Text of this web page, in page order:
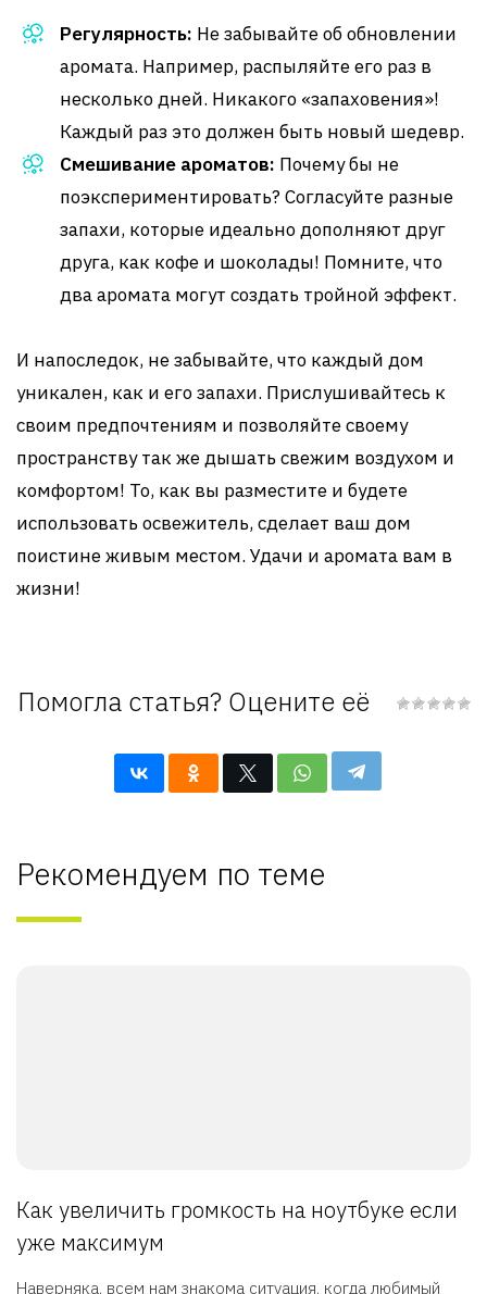
Регулярность: Не забывайте об обновлении
аромата. Например, распыляйте его раз в
несколько дней. Никакого «запаховения»!
Каждый раз это должен быть новый шедевр.
Смешивание ароматов: Почему бы не
поэкспериментировать? Согласуйте разные
запахи, которые идеально дополняют друг
друга, как кофе и шоколады! Помните, что
два аромата могут создать тройной эффект.
И напоследок, не забывайте, что каждый дом
уникален, как и его запахи. Прислушивайтесь к
своим предпочтениям и позволяйте своему
пространству так же дышать свежим воздухом и
комфортом! То, как вы разместите и будете
использовать освежитель, сделает ваш дом
поистине живым местом. Удачи и аромата вам в
жизни!
Помогла статья? Оцените её
Рекомендуем по теме
Как увеличить громкость на ноутбуке если
уже максимум
Наверняка, всем нам знакома ситуация, когда любимый